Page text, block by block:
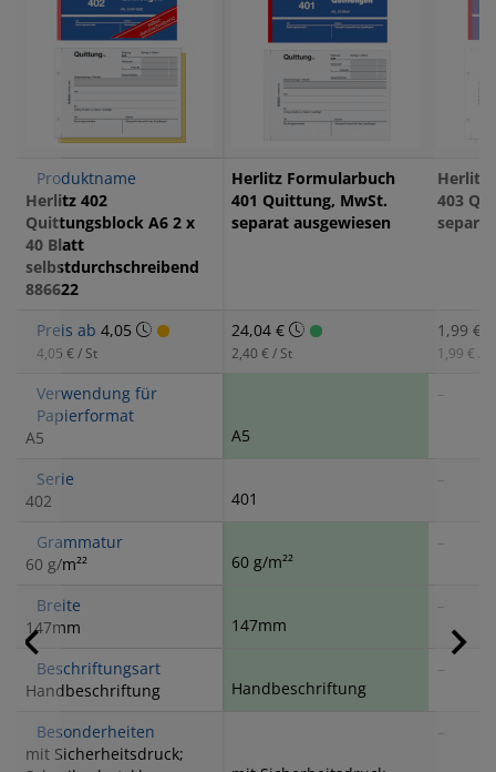
Produktname
Herlitz 402
Quittungsblock A6 2 x
40 Blatt
selbstdurchschreibend
886622
Herlitz Formularbuch
401 Quittung, MwSt.
separat ausgewiesen
Herlitz
403
Preis ab 4,05
4,05 € / St
24,04 €
2,40 € / St
1,99 €
1,99 € /
Verwendung für
Papierformat
A5
A5
–
Serie
402
401
–
Grammatur
60 g/m²²
60 g/m²²
–
Breite
147mm
147mm
–
Beschriftungsart
Handbeschriftung
Handbeschriftung
–
Besonderheiten
mit Sicherheitsdruck;
–